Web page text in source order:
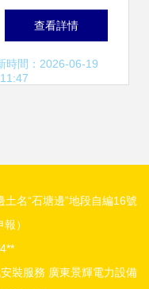
安裝、運行與管理
要點及電氣服務指
查看詳情
時間：2026-06-19
名“石塘邊”地段自編16號
）
裝服務 廣東景輝電力設備